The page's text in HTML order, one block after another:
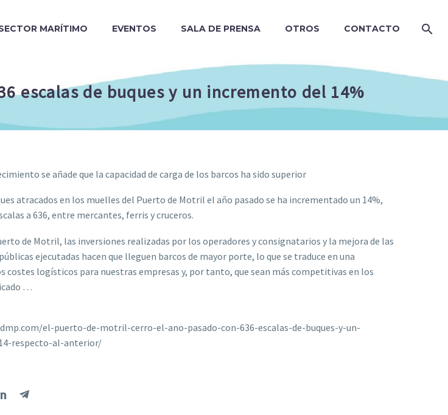
MARÍTIMO EVENTOS SALA DE PRENSA OTROS CONTACTO
escalas de buques y un incremento del 14%
se añade que la capacidad de carga de los barcos ha sido superior
atracados en los muelles del Puerto de Motril el año pasado se ha incrementado un 14%,
a 636, entre mercantes, ferris y cruceros.
de Motril, las inversiones realizadas por los operadores y consignatarios y la mejora de las
ejecutadas hacen que lleguen barcos de mayor porte, lo que se traduce en una
costes logísticos para nuestras empresas y, por tanto, que sean más competitivas en los
…
el-puerto-de-motril-cerro-el-ano-pasado-con-636-escalas-de-buques-y-un-
respecto-al-anterior/